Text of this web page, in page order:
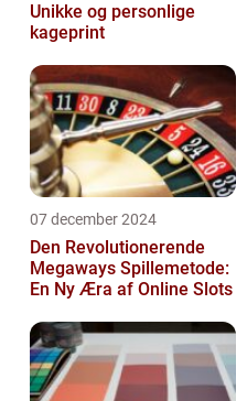
Unikke og personlige
kageprint
07 december 2024
Den Revolutionerende
Megaways Spillemetode:
En Ny Æra af Online Slots